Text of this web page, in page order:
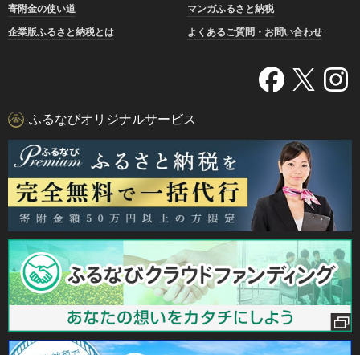
寄附金の使い道
マンガふるさと納税
企業版ふるさと納税とは
よくあるご質問・お問い合わせ
ふるなびオリジナルサービス